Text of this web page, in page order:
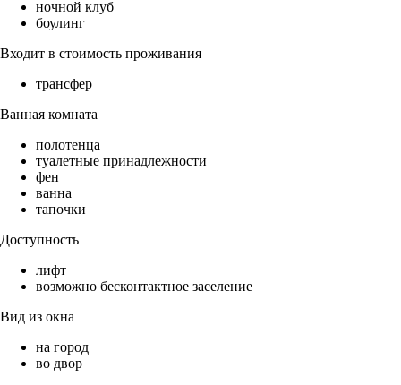
ночной клуб
боулинг
Входит в стоимость проживания
трансфер
Ванная комната
полотенца
туалетные принадлежности
фен
ванна
тапочки
Доступность
лифт
возможно бесконтактное заселение
Вид из окна
на город
во двор